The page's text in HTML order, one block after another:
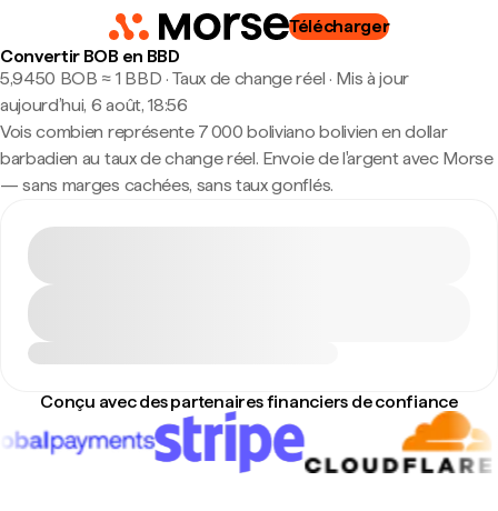
Télécharger
Convertir BOB en BBD
5,9450 BOB ≈ 1 BBD · Taux de change réel · Mis à jour
aujourd’hui, 6 août, 18:56
Vois combien représente 7 000 boliviano bolivien en dollar
barbadien au taux de change réel. Envoie de l'argent avec Morse
— sans marges cachées, sans taux gonflés.
Conçu avec des partenaires financiers de confiance